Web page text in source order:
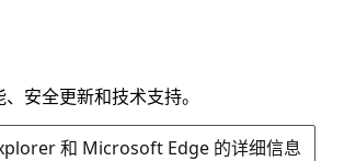
安全更新和技术支持。
和 Microsoft Edge 的详细信息